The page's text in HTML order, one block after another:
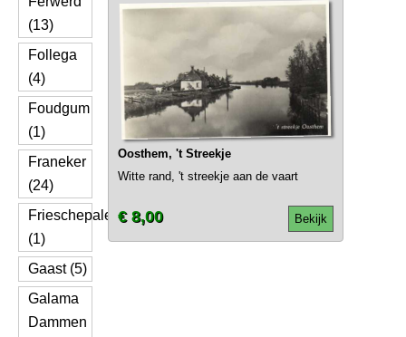
(13)
Follega
(4)
Foudgum
(1)
Franeker
(24)
Frieschepalen
(1)
Gaast (5)
Galama
Dammen
Oosthem, 't Streekje
Witte rand, 't streekje aan de vaart
Bekijk
€ 8,00